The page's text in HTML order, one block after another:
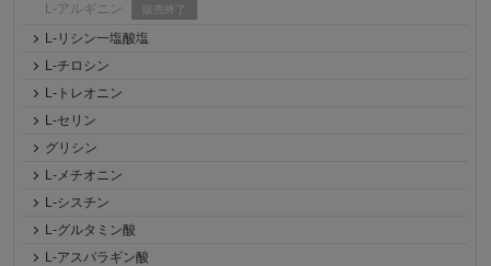
L-アルギニン
販売終了
L-リシン一塩酸塩
L-チロシン
L-トレオニン
L-セリン
グリシン
L-メチオニン
L-シスチン
L-グルタミン酸
L-アスパラギン酸